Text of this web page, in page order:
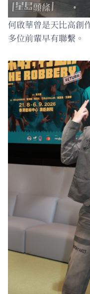
何啟華曾是天比高創
多位前輩早有聯繫。